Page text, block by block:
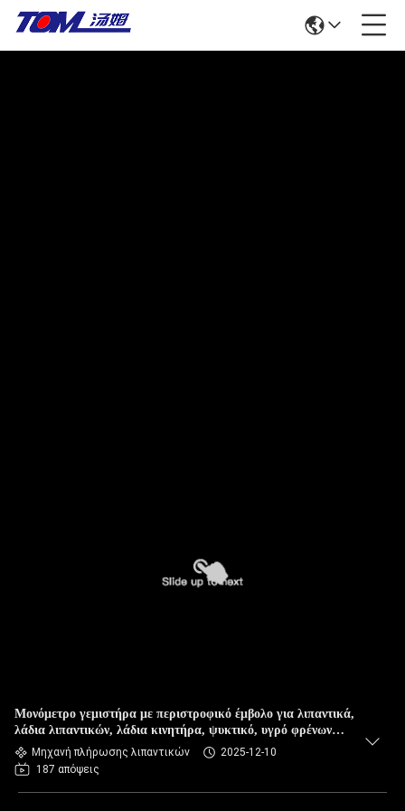
Μονόμετρο γεμιστήρα με περιστροφικό έμβολο για λιπαντικά,
λάδια λιπαντικών, λάδια κινητήρα, ψυκτικό, υγρό φρένων
κλπ.Μηχανή πλήρωσης λιπαντικών
2025-12-10
187 απόψεις